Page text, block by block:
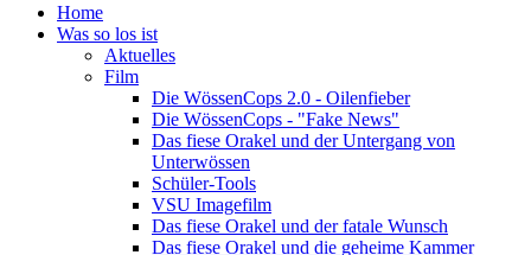
Home
Was so los ist
Aktuelles
Film
Die WössenCops 2.0 - Oilenfieber
Die WössenCops - "Fake News"
Das fiese Orakel und der Untergang von
Unterwössen
Schüler-Tools
VSU Imagefilm
Das fiese Orakel und der fatale Wunsch
Das fiese Orakel und die geheime Kammer